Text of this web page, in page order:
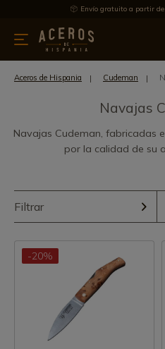
Envío gratuito a partir
menaje Ofertas Ultimas
Aceros de Hispania Cudeman
Navajas
Navajas Cudeman, fabricadas
por la calidad de su
Filtrar
-20%